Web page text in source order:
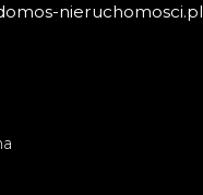
nieruchomosci.pl